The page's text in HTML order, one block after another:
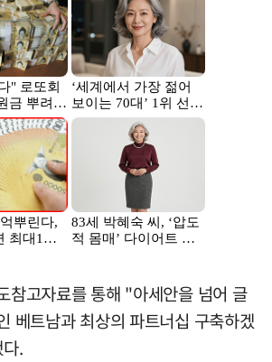
참고자료를 통해 "아세안을 넘어 글
베트남과 최상의 파트너십 구축하겠
.